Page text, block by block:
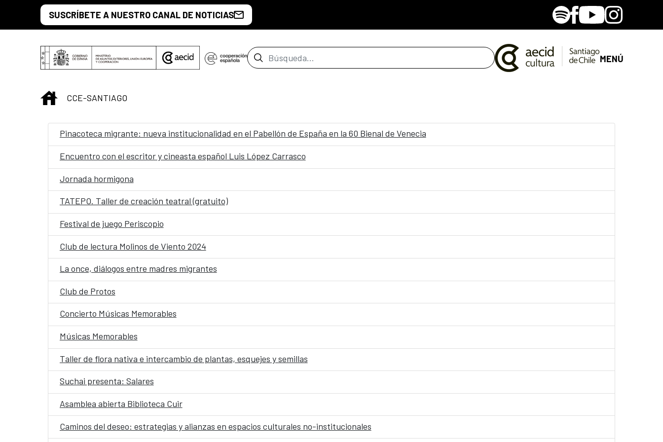
Saltar al contenido principal
SUSCRÍBETE A NUESTRO CANAL DE NOTICIAS SpotifyFacebook
YoutubeInstagram
Barra de búsqueda MENÚ
INICIO
CCE-SANTIAGO
Pinacoteca migrante: nueva institucionalidad en el Pabellón de España en la 60 Bienal de Venecia
Encuentro con el escritor y cineasta español Luis López Carrasco
Jornada hormigona
TATEPO. Taller de creación teatral (gratuito)
Festival de juego Periscopio
Club de lectura Molinos de Viento 2024
La once, diálogos entre madres migrantes
Club de Protos
Concierto Músicas Memorables
Músicas Memorables
Taller de flora nativa e intercambio de plantas, esquejes y semillas
Suchai presenta: Salares
Asamblea abierta Biblioteca Cuir
Caminos del deseo: estrategias y alianzas en espacios culturales no-institucionales